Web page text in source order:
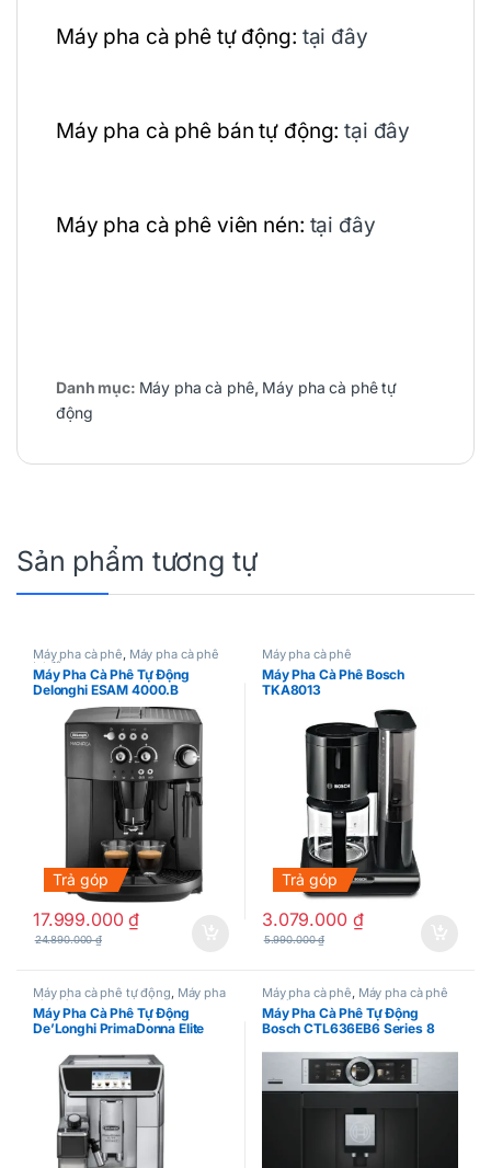
Máy pha cà phê tự động: tại đây
Máy pha cà phê bán tự động:tại đây
Máy pha cà phê viên nén: tại đây
Danh mục: Máy pha cà phê, Máy pha cà phê tự
động
Sản phẩm tương tự
Máy pha cà phê, Máy pha cà phê
tự động
Máy Pha Cà Phê Tự Động
Delonghi ESAM 4000.B
Trả góp
17.999.000₫
24.890.000₫
Máy pha cà phê
Máy Pha Cà Phê Bosch
TKA8013
Trả góp
3.079.000 ₫
5.990.000₫
Máy pha cà phê tự động, Máy pha
cà phê
Máy Pha Cà Phê Tự Động
De’Longhi PrimaDonna Elite
Máy pha cà phê, Máy pha cà phê
tự động
Máy Pha Cà Phê Tự Động
Bosch CTL636EB6 Series 8